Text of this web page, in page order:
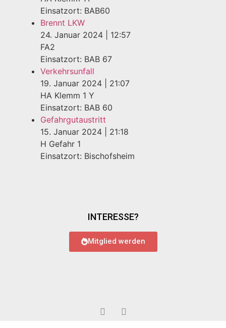
Einsatzort: BAB60
Brennt LKW
24. Januar 2024
12:57
FA2
Einsatzort: BAB 67
Verkehrsunfall
19. Januar 2024
21:07
HA Klemm 1 Y
Einsatzort: BAB 60
Gefahrgutaustritt
15. Januar 2024
21:18
H Gefahr 1
Einsatzort: Bischofsheim
INTERESSE?
Mitglied werden